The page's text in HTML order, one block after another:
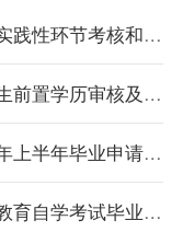
四川关于2026年下半年自学考试实践性环节考核和毕业论文（设计）答辩报考工作的通告
四川师范大学2026年上半年自考生前置学历审核及毕业申请的通知
西南财经大学关于自学考试2026年上半年毕业申请及材料审查工作的通知
关于受理四川2026年上半年高等教育自学考试毕业申请的通告